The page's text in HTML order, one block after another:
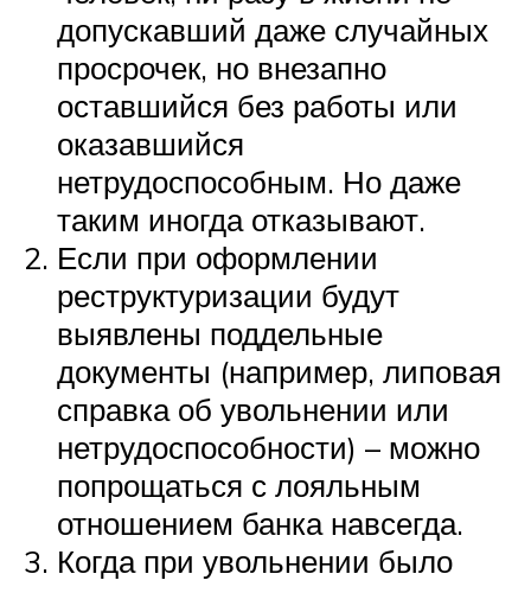
допускавший даже случайных
просрочек, но внезапно
оставшийся без работы или
оказавшийся
нетрудоспособным. Но даже
таким иногда отказывают.
Если при оформлении
реструктуризации будут
выявлены поддельные
документы (например, липовая
справка об увольнении или
нетрудоспособности) – можно
попрощаться с лояльным
отношением банка навсегда.
Когда при увольнении было